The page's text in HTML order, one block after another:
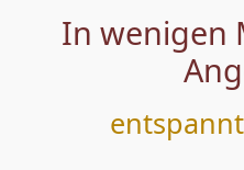
In wenigen